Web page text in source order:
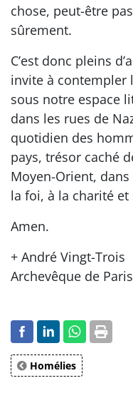
chose, peut-être
sûrement.
C’est donc pleins
invite à contempler
sous notre espace
dans les rues de
quotidien des
pays, trésor caché
Moyen-Orient,
la foi, à la charité et
Amen.
+ André Vingt-Trois
Archevêque de Paris
Homélies